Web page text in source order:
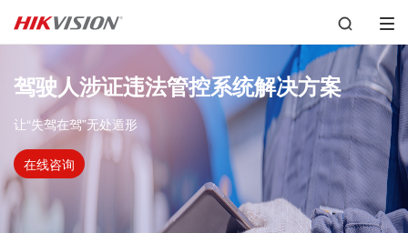
驾驶人涉证违法管控系统解决方案
让“失驾在驾”无处遁形
在线咨询